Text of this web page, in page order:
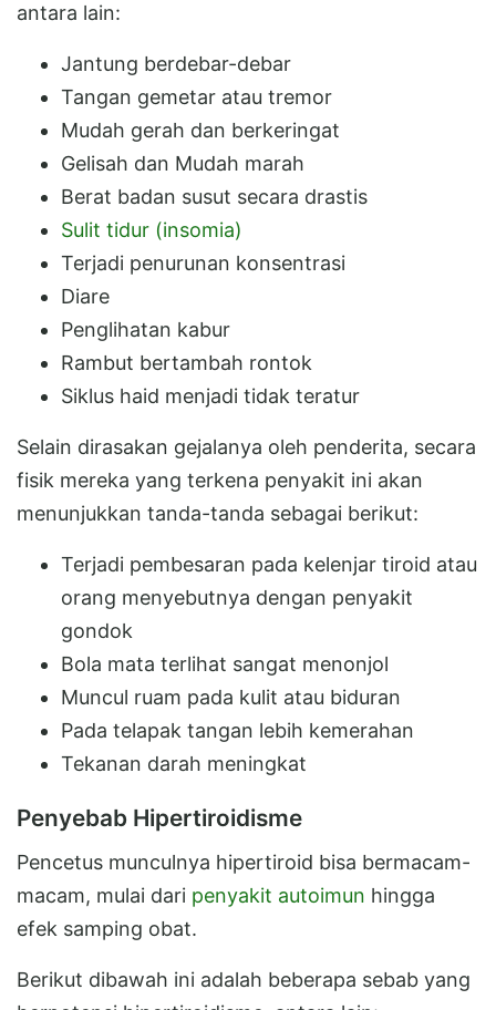
antara lain:
Jantung berdebar-debar
Tangan gemetar atau tremor
Mudah gerah dan berkeringat
Gelisah dan Mudah marah
Berat badan susut secara drastis
Sulit tidur (insomia)
Terjadi penurunan konsentrasi
Diare
Penglihatan kabur
Rambut bertambah rontok
Siklus haid menjadi tidak teratur
Selain dirasakan gejalanya oleh penderita, secara
fisik mereka yang terkena penyakit ini akan
menunjukkan tanda-tanda sebagai berikut:
Terjadi pembesaran pada kelenjar tiroid atau
orang menyebutnya dengan penyakit
gondok
Bola mata terlihat sangat menonjol
Muncul ruam pada kulit atau biduran
Pada telapak tangan lebih kemerahan
Tekanan darah meningkat
Penyebab Hipertiroidisme
Pencetus munculnya hipertiroid bisa bermacam-
macam, mulai dari penyakit autoimun hingga
efek samping obat.
Berikut dibawah ini adalah beberapa sebab yang